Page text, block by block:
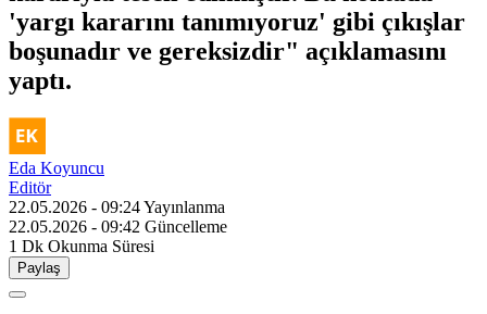
'yargı kararını tanımıyoruz' gibi çıkışlar
boşunadır ve gereksizdir" açıklamasını
yaptı.
Eda Koyuncu
Editör
22.05.2026 - 09:24Yayınlanma
22.05.2026 - 09:42 Güncelleme
1 Dk Okunma Süresi
Paylaş